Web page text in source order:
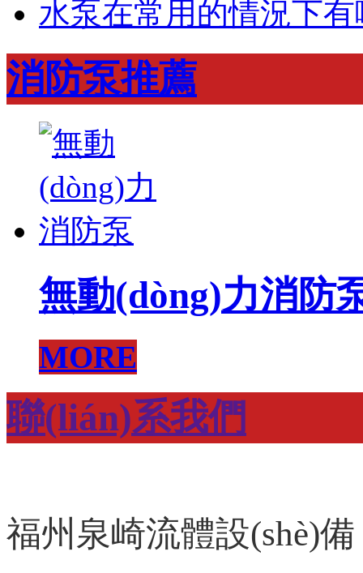
水泵在常用的情況下
消防泵推薦
無動(dòng)力消防
MORE
聯(lián)系我們
福州泉崎流體設(shè)備